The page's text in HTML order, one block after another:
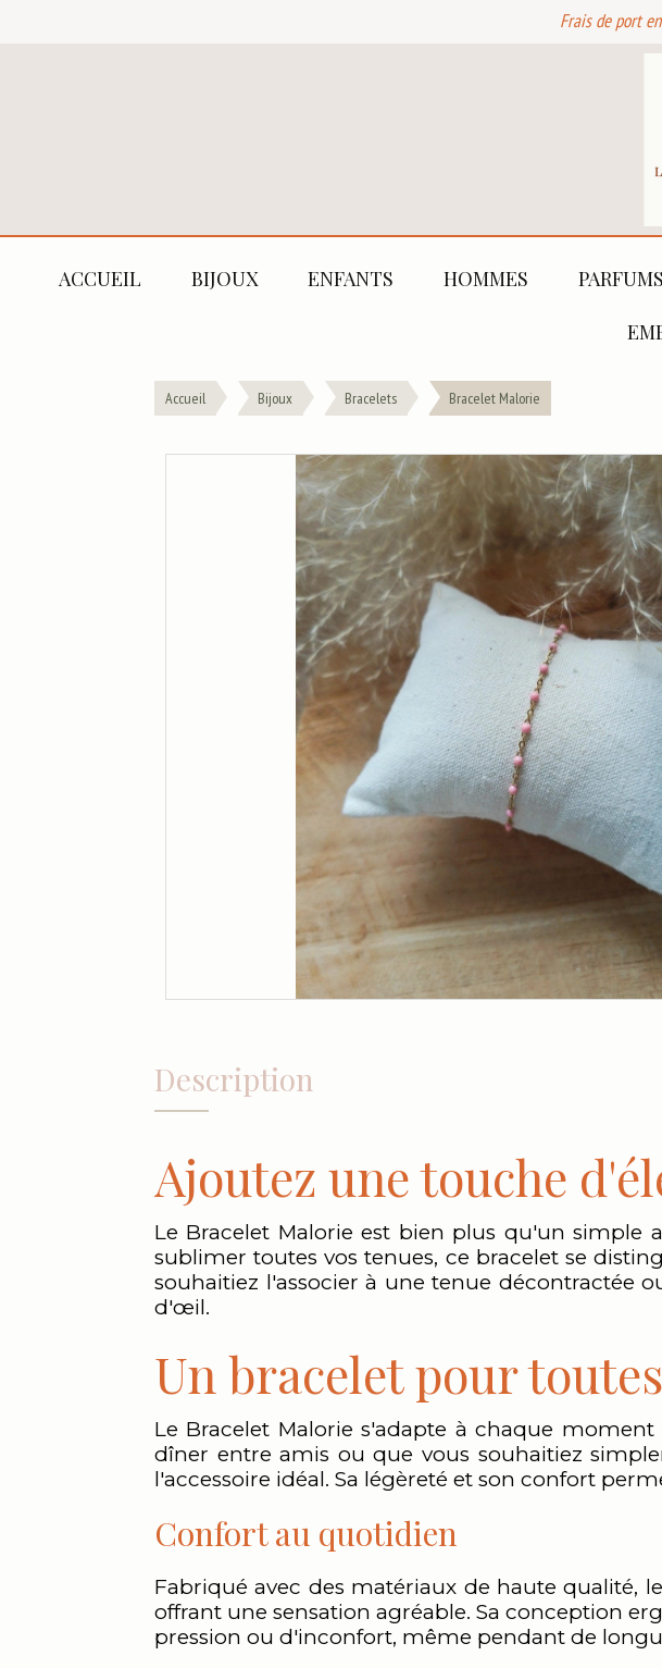
Frais de port
ACCUEIL BIJOUX ENFANTS HOMMES
Accueil Bijoux Bracelets Bracelet Malorie
Description
Ajoutez une touche
Le Bracelet Malorie est bien plus qu'un simple
sublimer toutes vos tenues, ce bracelet se
souhaitiez l'associer à une tenue décontractée
d'œil.
Un bracelet pour
Le Bracelet Malorie s'adapte à chaque
dîner entre amis ou que vous souhaitiez
l'accessoire idéal. Sa légèreté et son confort
Confort au quotidien
Fabriqué avec des matériaux de haute qualité,
offrant une sensation agréable. Sa conception
pression ou d'inconfort, même pendant de